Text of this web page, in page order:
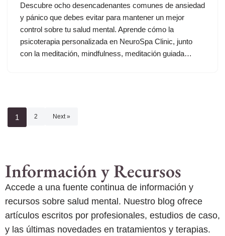
Descubre ocho desencadenantes comunes de ansiedad
y pánico que debes evitar para mantener un mejor
control sobre tu salud mental. Aprende cómo la
psicoterapia personalizada en NeuroSpa Clinic, junto
con la meditación, mindfulness, meditación guiada…
1 2 Next »
Información y Recursos
Accede a una fuente continua de información y
recursos sobre salud mental. Nuestro blog ofrece
artículos escritos por profesionales, estudios de caso,
y las últimas novedades en tratamientos y terapias.